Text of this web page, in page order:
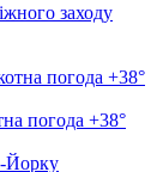
заходу
погода +38°